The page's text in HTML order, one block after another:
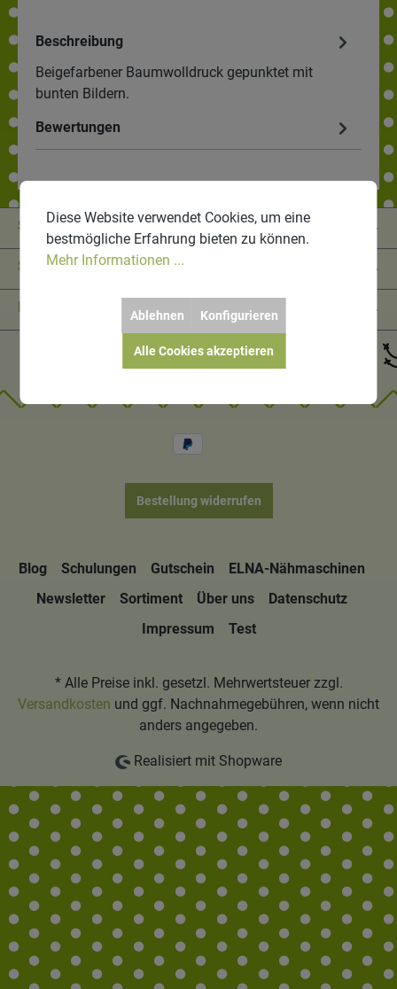
Beschreibung
Beigefarbener Baumwolldruck gepunktet mit
bunten Bildern.
Bewertungen
Service-Hotline
Shop Service
Informationen
Bestellung widerrufen
Blog Schulungen Gutschein
ELNA-Nähmaschinen
Newsletter
Sortiment Über uns
Datenschutz
Impressum
Test
* Alle Preise inkl. gesetzl. Mehrwertsteuer zzgl.
Versandkosten und ggf. Nachnahmegebühren, wenn nicht
anders angegeben.
Realisiert mit Shopware
Diese Website verwendet Cookies, um eine
bestmögliche Erfahrung bieten zu können.
Mehr Informationen ...
Ablehnen Konfigurieren
Alle Cookies akzeptieren